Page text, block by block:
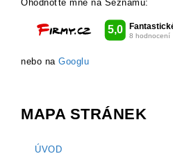
Ohodnoťte mne na Seznamu:
nebo na Googlu
MAPA STRÁNEK
ÚVOD